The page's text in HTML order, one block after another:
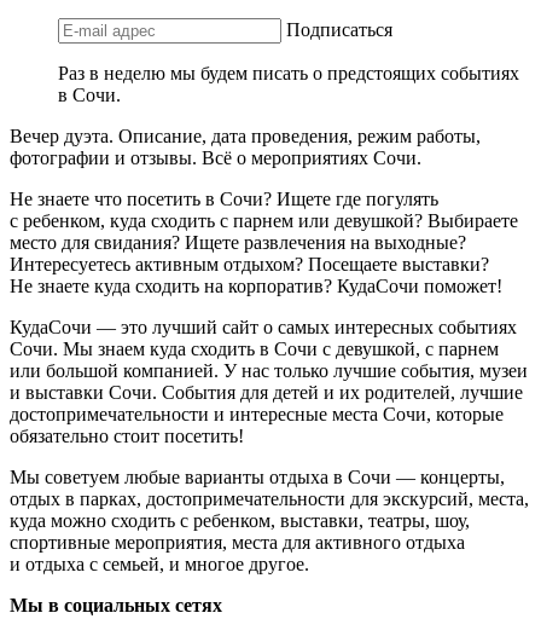
Подписаться
Раз в неделю мы будем писать о предстоящих событиях
в Сочи.
Вечер дуэта. Описание, дата проведения, режим работы,
фотографии и отзывы. Всё о мероприятиях Сочи.
Не знаете что посетить в Сочи? Ищете где погулять
с ребенком, куда сходить с парнем или девушкой? Выбираете
место для свидания? Ищете развлечения на выходные?
Интересуетесь активным отдыхом? Посещаете выставки?
Не знаете куда сходить на корпоратив? КудаСочи поможет!
КудаСочи — это лучший сайт о самых интересных событиях
Сочи. Мы знаем куда сходить в Сочи с девушкой, с парнем
или большой компанией. У нас только лучшие события, музеи
и выставки Сочи. События для детей и их родителей, лучшие
достопримечательности и интересные места Сочи, которые
обязательно стоит посетить!
Мы советуем любые варианты отдыха в Сочи — концерты,
отдых в парках, достопримечательности для экскурсий, места,
куда можно сходить с ребенком, выставки, театры, шоу,
спортивные мероприятия, места для активного отдыха
и отдыха с семьей, и многое другое.
Мы в социальных сетях